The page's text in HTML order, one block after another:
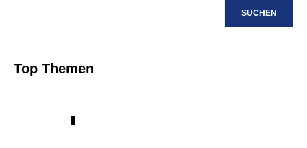
SUCHEN
Top Themen